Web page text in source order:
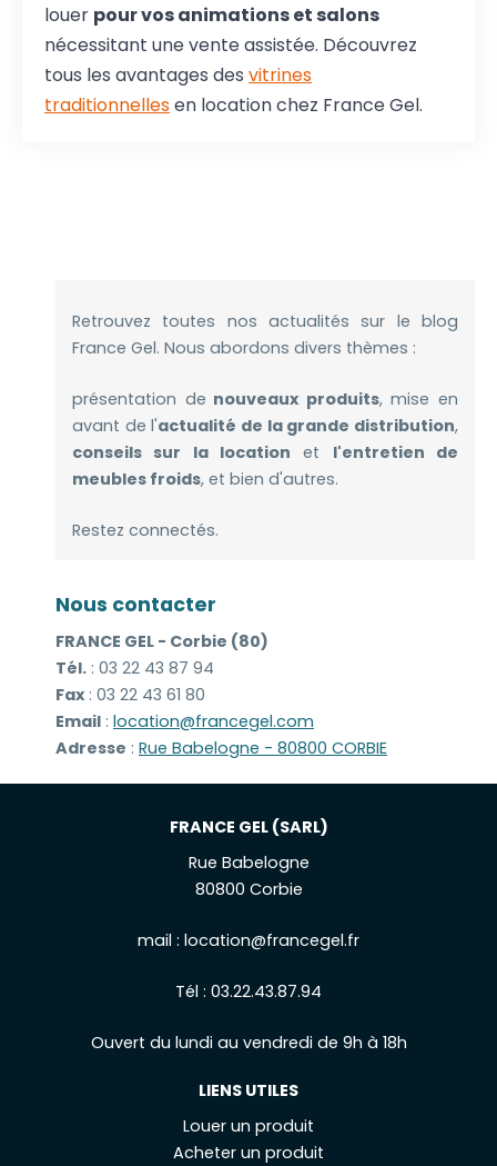
louer pour vos animations et salons
nécessitant une vente assistée. Découvrez
tous les avantages des vitrines
traditionnellesen location chez France Gel.
Retrouvez toutes nos actualités sur le blog
France Gel. Nous abordons divers thèmes :
présentation de nouveaux produits, mise en
avant de l'actualité de la grande distribution,
conseils sur la location et l'entretien de
meubles froids, et bien d'autres.
Restez connectés.
Nous contacter
FRANCE GEL - Corbie (80)
Tél. : 03 22 43 87 94
Fax : 03 22 43 61 80
Email : location@francegel.com
Adresse : Rue Babelogne - 80800 CORBIE
FRANCE GEL (SARL)
Rue Babelogne
80800 Corbie
mail : location@francegel.fr
Tél : 03.22.43.87.94
Ouvert du lundi au vendredi de 9h à 18h
LIENS UTILES
Louer un produit
Acheter un produit